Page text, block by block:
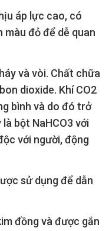
áp lực cao, có
đỏ để dễ quan
và vòi. Chất chữa
dioxide. Khí CO2
bình và do đó trở
bột NaHCO3 với
với người, động
sử dụng để dẫn
đồng và được gắn